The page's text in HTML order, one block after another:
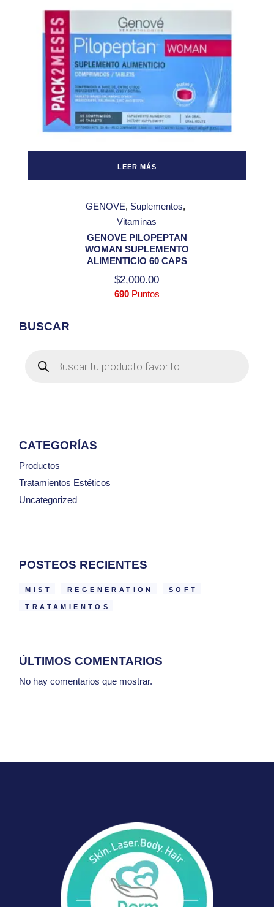
LEER MÁS
GENOVE Suplementos
Vitaminas
GENOVE PILOPEPTAN
WOMAN SUPLEMENTO
ALIMENTICIO 60 CAPS
$2,000.00
690Puntos
BUSCAR
search
CATEGORÍAS
Productos
Tratamientos Estéticos
Uncategorized
POSTEOS RECIENTES
MIST REGENERATION SOFT
TRATAMIENTOS
ÚLTIMOS COMENTARIOS
No hay comentarios que mostrar.